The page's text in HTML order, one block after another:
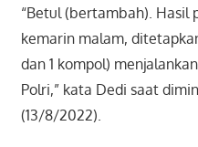
“Betul (bertambah). Hasil
kemarin malam,
dan 1 kompol)
Polri,” kata Dedi saat
(13/8/2022).